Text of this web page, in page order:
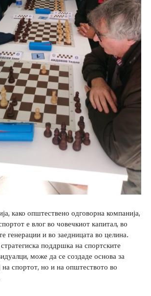
како општествено одговорна компанија,
е влог во човечкиот капитал, во
генерации и во заедницата во целина.
поддршка на спортските
може да се создаде основа за
на спортот, но и на општеството во